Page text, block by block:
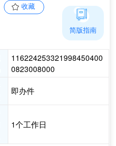
收藏
116224253321998450400
0823008000
即办件
1个工作日
简版指南